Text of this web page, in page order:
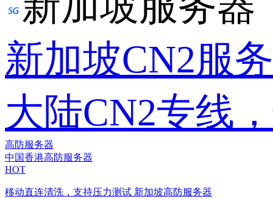
新加坡CN2服
大陆CN2专线
高防服务器
中国香港高防服务器
HOT
移动直连清洗，支持压力测试 新加坡高防服务器